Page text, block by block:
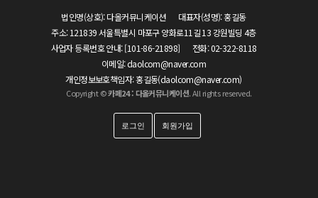
법인명(상호): 다올커뮤니케이션
대표자(성명): 홍길동
주소: 121839 서울특별시 마포구 양화로11길 13 강원빌딩 4층
사업자 등록번호 안내: [101-86-21898]
전화: 02-322-8118
이메일: daolcom@naver.com
개인정보보호책임자: 홍길동(daolcom@naver.com)
Copyright ©카페24 : 다올커뮤니케이션. All rights reserved.
로그인 회원가입